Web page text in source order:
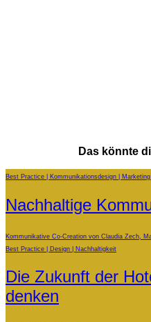
Das könnte
Best Practice Kommunikationsdesign Marketing
Nachhaltige
Kommunikative Co-Creation von Claudia Zech,
Best Practice
Design Nachhaltigkeit
Die Zukunft der
denken